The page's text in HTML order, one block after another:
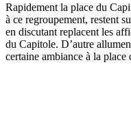
Rapidement la place du
à ce regroupement, restent
en discutant replacent les
du Capitole. D’autre
certaine ambiance à la place